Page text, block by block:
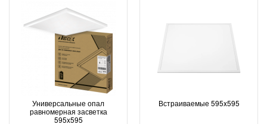
Универсальные опал
равномерная засветка
595x595
Встраиваемые 595x595